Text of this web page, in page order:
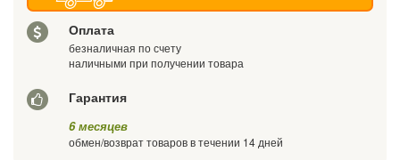
Оплата
безналичная по счету
наличными при получении товара
Гарантия
6 месяцев
обмен/возврат товаров в течении 14 дней